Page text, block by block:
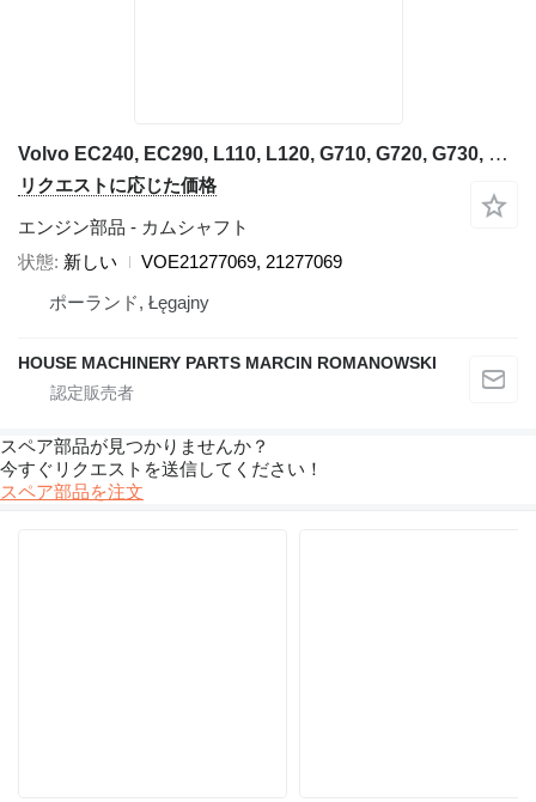
Volvo EC240, EC290, L110, L120, G710, G720, G730, G740 油圧ショベルのためのVolvo VOE21277069 カムシャフト
リクエストに応じた価格
エンジン部品 - カムシャフト
状態 新しい
VOE21277069, 21277069
ポーランド, Łęgajny
HOUSE MACHINERY PARTS MARCIN ROMANOWSKI
スペア部品が見つかりませんか？
今すぐリクエストを送信してください！
スペア部品を注文